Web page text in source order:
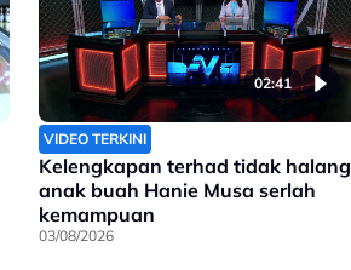
02:41
VIDEO TERKINI
Kelengkapan terhad tidak halang
anak buah Hanie Musa serlah
kemampuan
03/08/2026